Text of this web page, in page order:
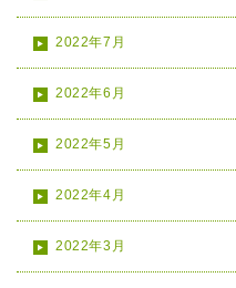
2022年7月
2022年6月
2022年5月
2022年4月
2022年3月